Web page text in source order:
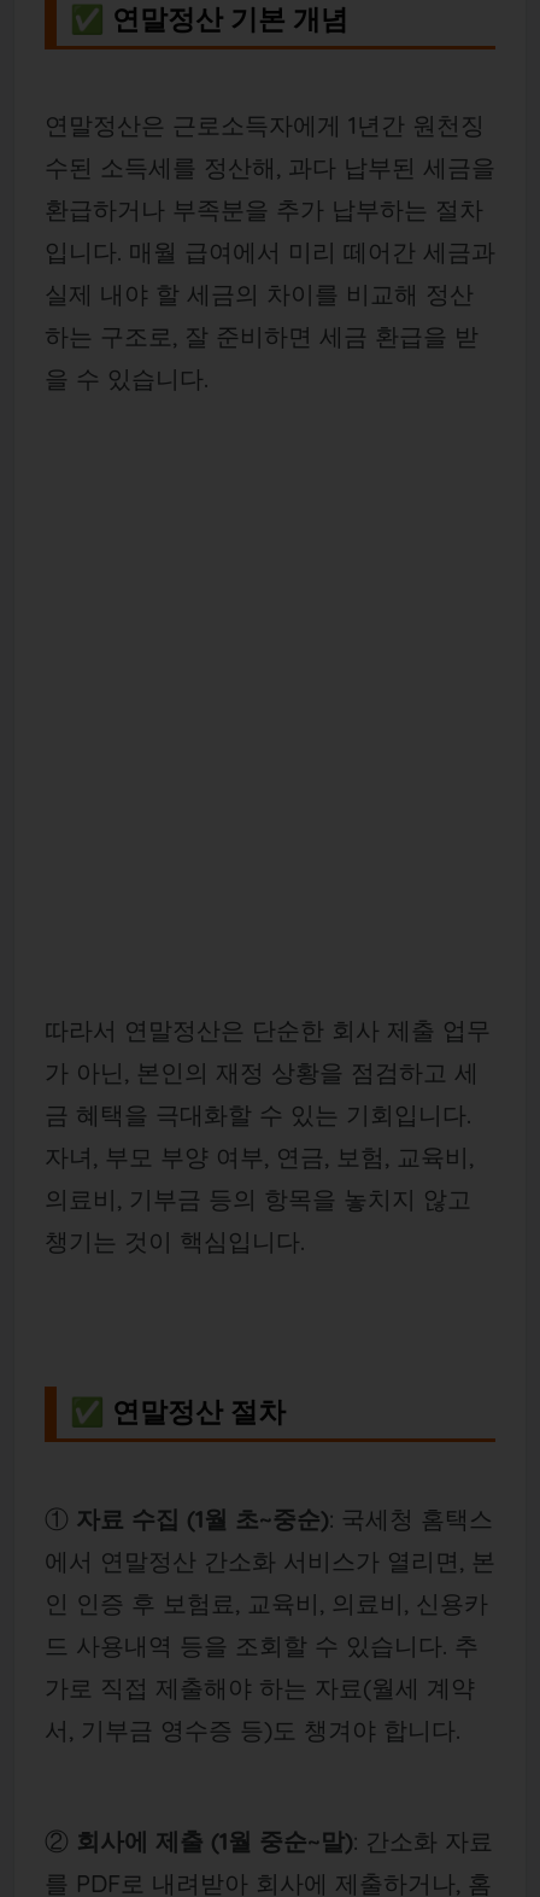
✅ 연말정산 기본 개념
연말정산은 근로소득자에게 1년간 원천징
수된 소득세를 정산해, 과다 납부된 세금을
환급하거나 부족분을 추가 납부하는 절차
입니다. 매월 급여에서 미리 떼어간 세금과
실제 내야 할 세금의 차이를 비교해 정산
하는 구조로, 잘 준비하면 세금 환급을 받
을 수 있습니다.
따라서 연말정산은 단순한 회사 제출 업무
가 아닌, 본인의 재정 상황을 점검하고 세
금 혜택을 극대화할 수 있는 기회입니다.
자녀, 부모 부양 여부, 연금, 보험, 교육비,
의료비, 기부금 등의 항목을 놓치지 않고
챙기는 것이 핵심입니다.
✅ 연말정산 절차
① 자료 수집 (1월 초~중순): 국세청 홈택스
에서 연말정산 간소화 서비스가 열리면, 본
인 인증 후 보험료, 교육비, 의료비, 신용카
드 사용내역 등을 조회할 수 있습니다. 추
가로 직접 제출해야 하는 자료(월세 계약
서, 기부금 영수증 등)도 챙겨야 합니다.
② 회사에 제출 (1월 중순~말): 간소화 자료
를 PDF로 내려받아 회사에 제출하거나, 홈